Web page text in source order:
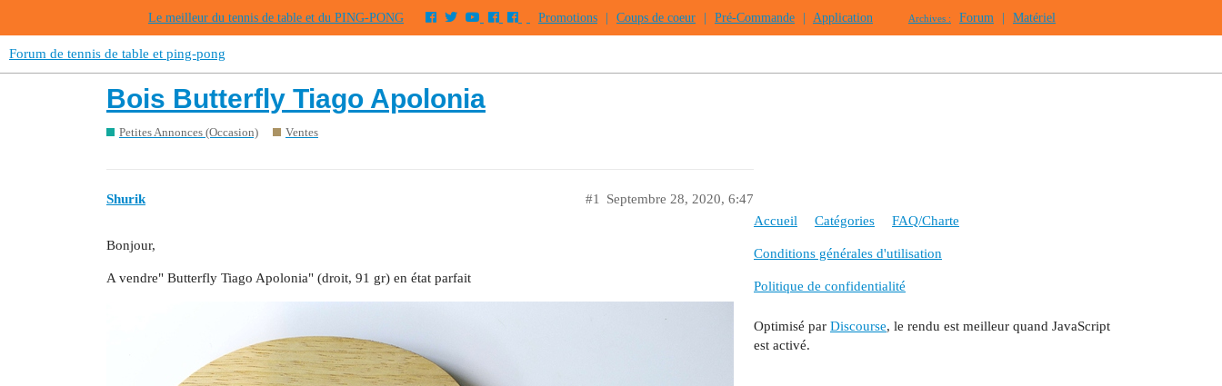
Le meilleur du tennis de table et du PING-PONG Promotions Coups de coeur Pré-Commande Application Archives : Forum Matériel
Forum de tennis de table et ping-pong
Bois Butterfly Tiago Apolonia
Petites Annonces (Occasion) Ventes
Shurik Septembre 28, 2020, 6:47
#1
Bonjour,
A vendre" Butterfly Tiago Apolonia" (droit, 91 gr) en état parfait
Accueil Catégories FAQ/Charte
Conditions générales d'utilisation
Politique de confidentialité
Optimisé par Discourse, le rendu est meilleur quand JavaScript
est activé.